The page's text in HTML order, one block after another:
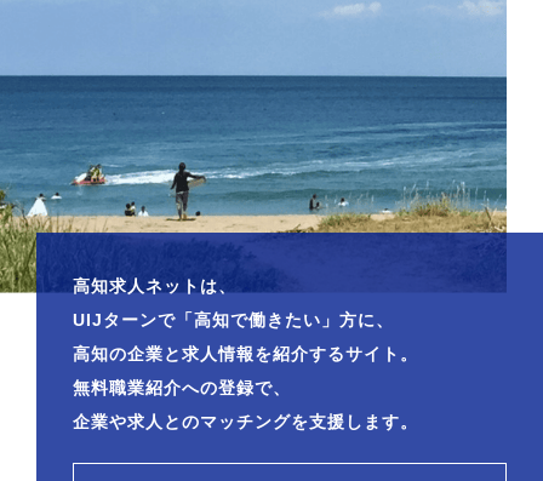
高知求人ネットは、
UIJターンで「高知で働きたい」方に、
高知の企業と求人情報を紹介するサイト。
無料職業紹介への登録で、
企業や求人とのマッチングを支援します。